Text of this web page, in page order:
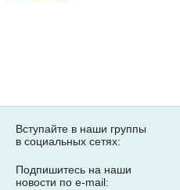
Вступайте в наши группы
в социальных сетях:
Подпишитесь на наши
новости по e-mail: